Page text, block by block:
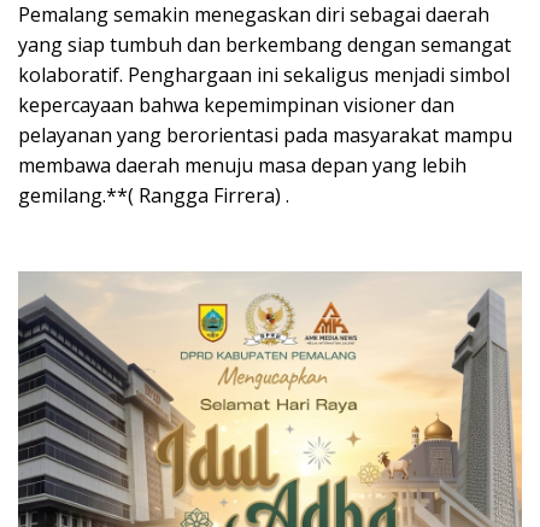
Pemalang semakin menegaskan diri sebagai daerah
yang siap tumbuh dan berkembang dengan semangat
kolaboratif. Penghargaan ini sekaligus menjadi simbol
kepercayaan bahwa kepemimpinan visioner dan
pelayanan yang berorientasi pada masyarakat mampu
membawa daerah menuju masa depan yang lebih
gemilang.**( Rangga Firrera) .